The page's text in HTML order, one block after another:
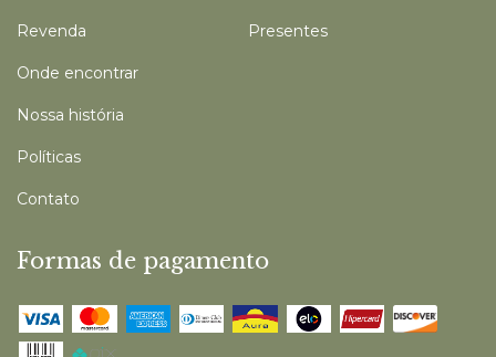
Revenda
Onde encontrar
Nossa história
Políticas
Contato
Presentes
Formas de pagamento